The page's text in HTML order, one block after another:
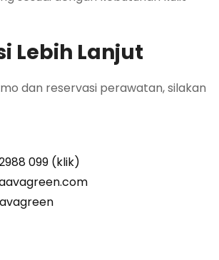
Lebih Lanjut
dan reservasi perawatan, silakan
099 (klik)